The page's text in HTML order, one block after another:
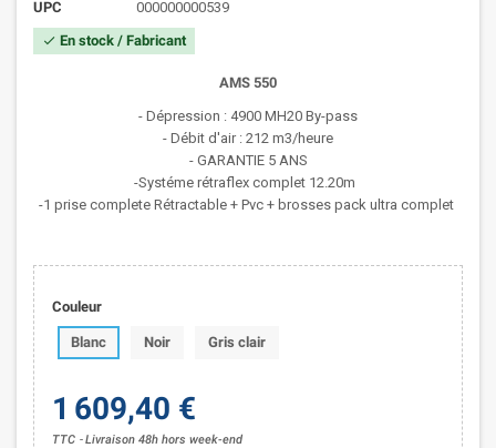
UPC
000000000539
check En stock / Fabricant
AMS 550
- Dépression : 4900 MH20 By-pass
- Débit d'air : 212 m3/heure
- GARANTIE 5 ANS
-Systéme rétraflex complet 12.20m
-1 prise complete Rétractable + Pvc + brosses pack ultra complet
Couleur
Blanc Noir Gris clair
1 609,40 €
TTC Livraison 48h hors week-end